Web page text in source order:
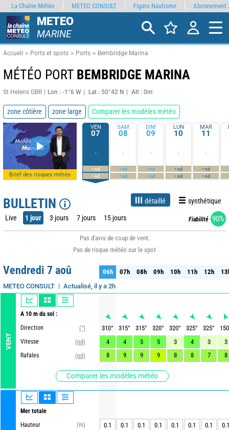
METEO
MARINE
Accueil Ports et spots Ports Bembridge Marina
MÉTÉO PORT BEMBRIDGE MARINA
St Helens GBR Lon : -1°6 W Lat : 50°42 N Alt : 0m
zone côtière zone large Comparer les modèles météo
Brief des risques météo
VEN
07
-
-nd
-nd
SAM
08
-
-nd
-nd
DIM
09
-
-nd
-nd
LUN
10
-
-nd
-nd
MAR
11
-
-nd
-nd
BULLETIN détaillé synthétique
Live 1 jour 3 jours 7 jours 15 jours Fiabilité 90%
Pas d'avis de coup de vent.
Pas de risque météo sur le spot
Vendredi 7 aoû
METEO CONSULT Actualisé, il y a 2h
VENT
A 10 m du sol :
Direction
(°)
Vitesse
(nd)
Rafales
(nd)
Comparer les modèles météo
Mer totale
Hauteur
(m)
06h 07h 08h 09h 10h 11h 12h
06h 07h 08h 09h 10h 11h 12h
310° 315° 315° 320° 320° 325° 325°
150
4
4 5 5 3 4 3
3
8
9 9 9 8 8 7 8
0.1 0.1 0.1 0.1 0.1 0.1 0.1 0.1
La Chaîne Météo METEO CONSULT Figaro Nautisme Abonnement